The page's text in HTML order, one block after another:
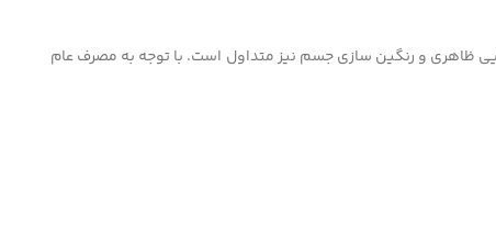
ظاهری و رنگین سازی جسم نیز متداول است. با توجه به مصرف عام